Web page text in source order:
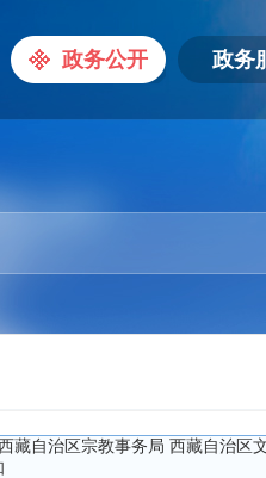
政务公开 政务
藏自治区宗教事务局 西藏自治区